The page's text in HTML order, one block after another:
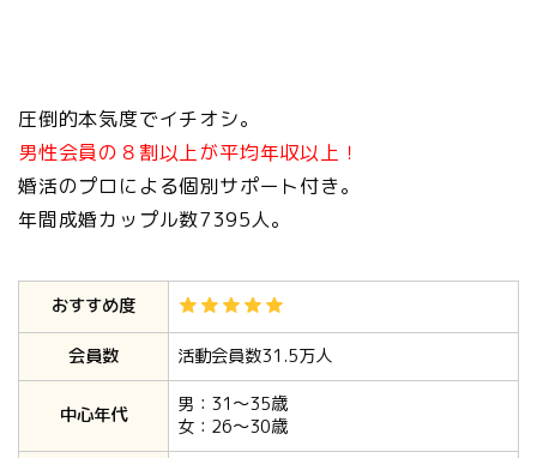
圧倒的本気度でイチオシ。
男性会員の８割以上が平均年収以上！
婚活のプロによる個別サポート付き。
年間成婚カップル数7395人。
おすすめ度
会員数 活動会員数31.5万人
中心年代
男：31〜35歳
女：26〜30歳